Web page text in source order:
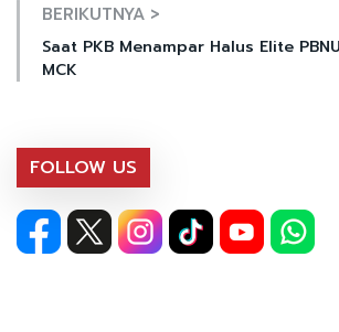
BERIKUTNYA >
Saat PKB Menampar Halus Elite
MCK
FOLLOW US